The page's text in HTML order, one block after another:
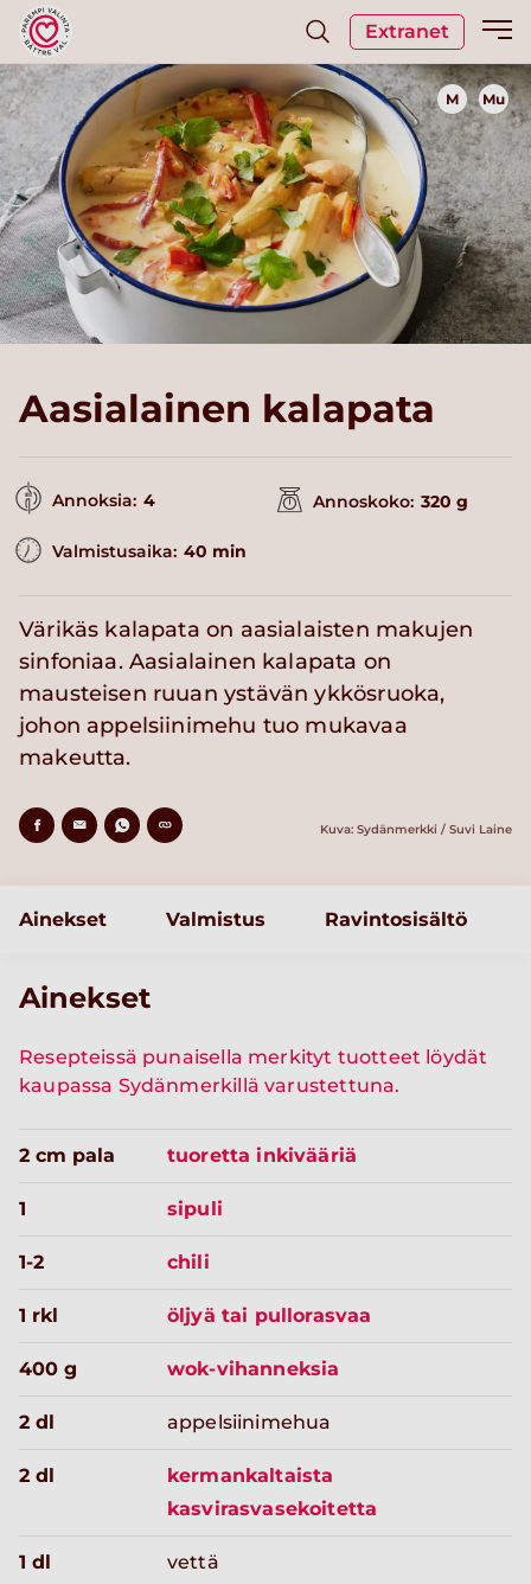
Extranet
M Mu
Aasialainen kalapata
Annoksia: 4 Annoskoko: 320 g
Valmistusaika: 40 min
Värikäs kalapata on aasialaisten makujen
sinfoniaa. Aasialainen kalapata on
mausteisen ruuan ystävän ykkösruoka,
johon appelsiinimehu tuo mukavaa
makeutta.
Kuva: Sydänmerkki / Suvi Laine
Ainekset Valmistus Ravintosisältö
Ainekset
Resepteissä punaisella merkityt tuotteet löydät
kaupassa Sydänmerkillä varustettuna.
2 cm pala tuoretta inkivääriä
1 sipuli
1-2 chili
1 rkl öljyä tai pullorasvaa
400 g wok-vihanneksia
2 dl appelsiinimehua
2 dl
kermankaltaista
kasvirasvasekoitetta
1 dl vettä